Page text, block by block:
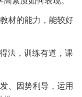
材的能力，能较好
法，训练有道，课
、因势利导，运用